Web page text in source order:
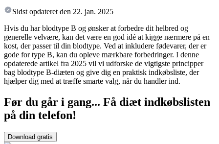
Sidst opdateret den 22. jan. 2025
Hvis du har blodtype B og ønsker at forbedre dit helbred og
generelle velvære, kan det være en god idé at kigge nærmere på en
kost, der passer til din blodtype. Ved at inkludere fødevarer, der er
gode for type B, kan du opleve mærkbare forbedringer. I denne
opdaterede artikel fra 2025 vil vi udforske de vigtigste principper
bag blodtype B-diæten og give dig en praktisk indkøbsliste, der
hjælper dig med at træffe smarte valg, når du handler ind.
Før du går i gang... Få diæt indkøbslisten
på din telefon!
Download gratis